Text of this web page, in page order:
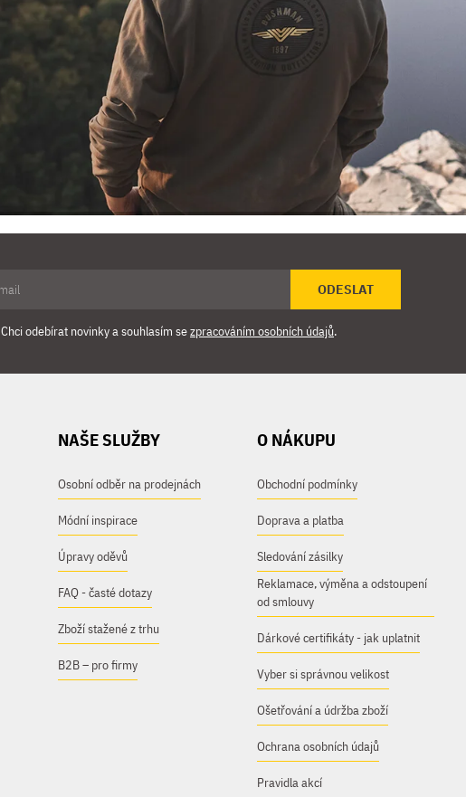
ODESLAT
Chci odebírat novinky a souhlasím sezpracováním osobních údajů.
NAŠE SLUŽBY
Osobní odběr na prodejnách
Módní inspirace
Úpravy oděvů
FAQ - časté dotazy
Zboží stažené z trhu
B2B – pro firmy
O NÁKUPU
Obchodní podmínky
Doprava a platba
Sledování zásilky
Reklamace, výměna a odstoupení
od smlouvy
Dárkové certifikáty - jak uplatnit
Vyber si správnou velikost
Ošetřování a údržba zboží
Ochrana osobních údajů
Pravidla akcí